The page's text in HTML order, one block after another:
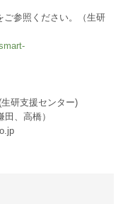
参照ください。（生研
研支援センター)
、高橋）